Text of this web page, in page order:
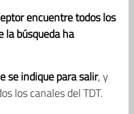
encuentre todos los
la búsqueda ha
se indique para salir, y
los canales del TDT.